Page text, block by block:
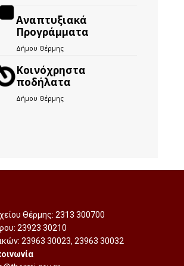
Αναπτυξιακά
Προγράμματα
Δήμου Θέρμης
Kοινόχρηστα
ποδήλατα
Δήμου Θέρμης
Θέρμης: 2313 300700
23923 30210
23963 30023, 23963 30032